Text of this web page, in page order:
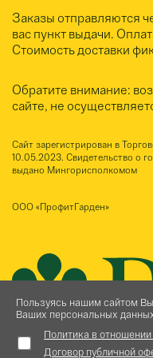
Заказы отправляются
вас пункт выдачи.
Стоимость доставки
Обратите внимание:
сайте, не
Сайт зарегистрирован в
10.05.2023. Свидетельство о
выдано Мингорисполкомом
ООО «ПрофитГарден»
Пользуясь нашим сайтом Вы
Ваших персональных
Политика в
Договор публичной